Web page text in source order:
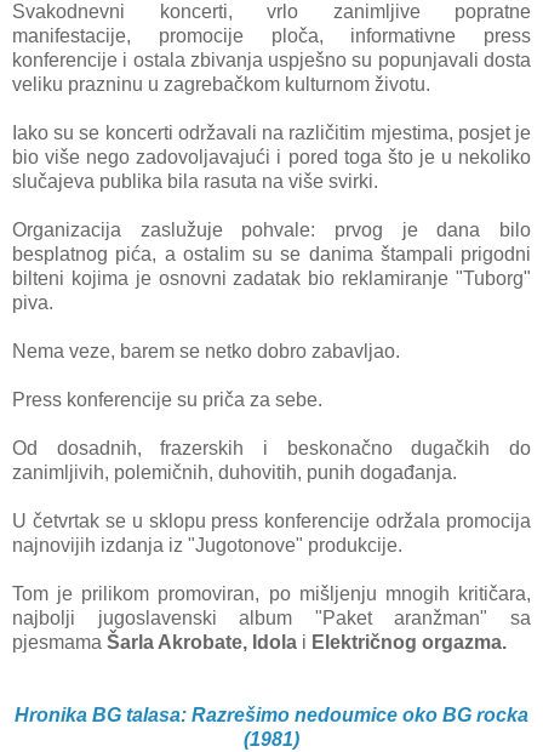
Svakodnevni koncerti, vrlo zanimljive popratne
manifestacije, promocije ploča, informativne press
konferencije i ostala zbivanja uspješno su popunjavali dosta
veliku prazninu u zagrebačkom kulturnom životu.
Iako su se koncerti održavali na različitim mjestima, posjet je
bio više nego zadovoljavajući i pored toga što je u nekoliko
slučajeva publika bila rasuta na više svirki.
Organizacija zaslužuje pohvale: prvog je dana bilo
besplatnog pića, a ostalim su se danima štampali prigodni
bilteni kojima je osnovni zadatak bio reklamiranje "Tuborg"
piva.
Nema veze, barem se netko dobro zabavljao.
Press konferencije su priča za sebe.
Od dosadnih, frazerskih i beskonačno dugačkih do
zanimljivih, polemičnih, duhovitih, punih događanja.
U četvrtak se u sklopu press konferencije održala promocija
najnovijih izdanja iz "Jugotonove" produkcije.
Tom je prilikom promoviran, po mišljenju mnogih kritičara,
najbolji jugoslavenski album "Paket aranžman" sa
pjesmama Šarla Akrobate, Idola i Električnog orgazma.
Hronika BG talasa: Razrešimo nedoumice oko BG rocka
(1981)